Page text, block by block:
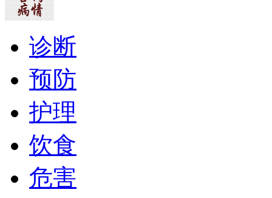
诊断
预防
护理
饮食
危害